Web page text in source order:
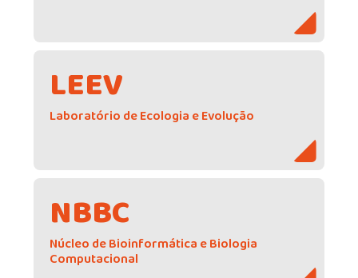
LEEV
Laboratório de Ecologia e Evolução
NBBC
Núcleo de Bioinformática e Biologia
Computacional